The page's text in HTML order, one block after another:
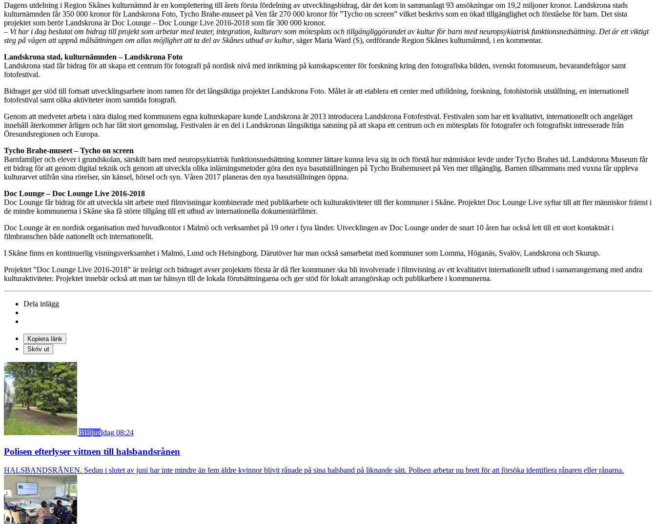
Dagens utdelning i Region Skånes kulturnämnd är en komplettering till årets första fördelning av utvecklingsbidrag, där det kom in sammanlagt 93 ansökningar om 19,2 miljoner kronor. Landskrona stads
kulturnämnden får 350 000 kronor för Landskrona Foto, Tycho Brahe-museet på Ven får 270 000 kronor för ”Tycho on screen” vilket beskrivs som en ökad tillgänglighet och förståelse för barn. Det sista
projektet som berör Landskrona är Doc Lounge – Doc Lounge Live 2016-2018 som får 300 000 kronor.
– Vi har i dag beslutat om bidrag till projekt som arbetar med teater, integration, kulturarv som mötesplats och tillgängliggörandet av kultur för barn med neuropsykiatrisk funktionsnedsättning. Det är ett viktigt
steg på vägen att uppnå målsättningen om allas möjlighet att ta del av Skånes utbud av kultur, säger Maria Ward (S), ordförande Region Skånes kulturnämnd, i en kommentar.
Landskrona stad, kulturnämnden – Landskrona Foto
Landskrona stad får bidrag för att skapa ett centrum för fotografi på nordisk nivå med inriktning på kunskapscenter för forskning kring den fotografiska bilden, svenskt fotomuseum, bevarandefrågor samt
fotofestival.
Bidraget ger stöd till fortsatt utvecklingsarbete inom ramen för det långsiktiga projektet Landskrona Foto. Målet är att etablera ett center med utbildning, forskning, fotohistorisk utställning, en internationell
fotofestival samt olika aktiviteter inom samtida fotografi.
Genom att medvetet arbeta i nära dialog med kommunens egna kulturskapare kunde Landskrona år 2013 introducera Landskrona Fotofestival. Festivalen som har ett kvalitativt, internationellt och angeläget
innehåll återkommer årligen och har fått stort genomslag. Festivalen är en del i Landskronas långsiktiga satsning på att skapa ett centrum och en mötesplats för fotografer och fotografiskt intresserade från
Öresundsregionen och Europa.
Tycho Brahe-museet – Tycho on screen
Barnfamiljer och elever i grundskolan, särskilt barn med neuropsykiatrisk funktionsnedsättning kommer lättare kunna leva sig in och förstå hur människor levde under Tycho Brahes tid. Landskrona Museum får
ett bidrag för att genom digital teknik och genom att utveckla olika inlärningsmetoder göra den nya basutställningen på Tycho Brahemuseet på Ven mer tillgänglig. Barnen tillsammans med vuxna får uppleva
kulturarvet utifrån sina rörelser, sin känsel, hörsel och syn. Våren 2017 planeras den nya basutställningen öppna.
Doc Lounge – Doc Lounge Live 2016-2018
Doc Lounge får bidrag för att utveckla sitt arbete med filmvisningar kombinerade med publikarbete och kulturaktiviteter till fler kommuner i Skåne. Projektet Doc Lounge Live syftar till att fler människor främst i
de mindre kommunerna i Skåne ska få större tillgång till ett utbud av internationella dokumentärfilmer.
Doc Lounge är en nordisk organisation med huvudkontor i Malmö och verksamhet på 19 orter i fyra länder. Utvecklingen av Doc Lounge under de snart 10 åren har också lett till ett stort kontaktnät i
filmbranschen både nationellt och internationellt.
I Skåne finns en kontinuerlig visningsverksamhet i Malmö, Lund och Helsingborg. Därutöver har man också samarbetat med kommuner som Lomma, Höganäs, Svalöv, Landskrona och Skurup.
Projektet ”Doc Lounge Live 2016-2018” är treårigt och bidraget avser projektets första år då fler kommuner ska bli involverade i filmvisning av ett kvalitativt internationellt utbud i samarrangemang med andra
kulturaktiviteter. Projektet innebär också att man tar hänsyn till de lokala förutsättningarna och ger stöd för lokalt arrangörskap och publikarbete i kommunerna.
Dela inlägg
Kopiera länk
Skriv ut
BlåljusIdag 08:24
Polisen efterlyser vittnen till halsbandsrånen
HALSBANDSRÅNEN. Sedan i slutet av juni har inte mindre än fem äldre kvinnor blivit rånade på sina halsband på liknande sätt. Polisen arbetar nu brett för att försöka identifiera rånaren eller rånarna.